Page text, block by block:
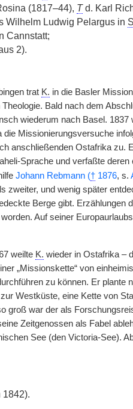
(1817–44), Td. Karl
Wilhelm Ludwig Pelargus in
Cannstatt;
2).
trat K. in die Basler
Theologie. Bald nach dem
wiederum nach Basel.
Missionierungsversuche
anschließenden Ostafrika zu.
Sprache und verfaßte
Johann Rebmann (†1876, s.
zweiter, und wenig später
Berge gibt. Erzählungen
Auf seiner
weilte K. wieder in Ostafrika –
„Missionskette“ von
zu können. Er
Westküste, eine Kette von
groß war der als
Zeitgenossen als Fabel
See (den Victoria-See).
1842).